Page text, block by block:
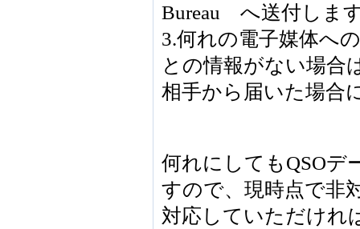
Bureau へ送付しま
3.何れの電子媒体へ
との情報がない場
相手から届いた場合
何れにしてもQSOデ
すので、現時点で非
対応していただけれ